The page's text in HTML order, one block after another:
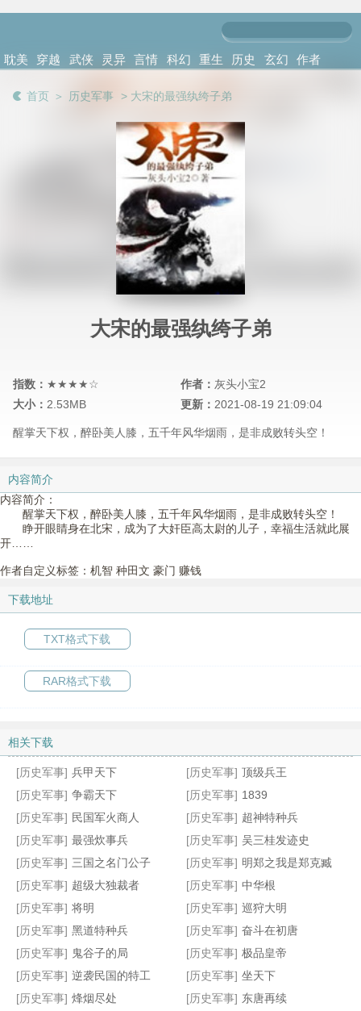
耽美
穿越
武侠
灵异
言情
科幻
重生
历史
玄幻
作者
首页 ＞ 历史军事 > 大宋的最强纨绔子弟
大宋的最强纨绔子弟
指数： ★★★★☆ 作者： 灰头小宝2
大小： 2.53MB 更新： 2021-08-19 21:09:04
醒掌天下权，醉卧美人膝，五千年风华烟雨，是非成败转头空！
内容简介
内容简介：
醒掌天下权，醉卧美人膝，五千年风华烟雨，是非成败转头空！
睁开眼睛身在北宋，成为了大奸臣高太尉的儿子，幸福生活就此展
开……
作者自定义标签：机智 种田文 豪门 赚钱
下载地址
TXT格式下载
RAR格式下载
相关下载
[历史军事] 兵甲天下 [历史军事] 顶级兵王
[历史军事] 争霸天下 [历史军事] 1839
[历史军事] 民国军火商人 [历史军事] 超神特种兵
[历史军事] 最强炊事兵 [历史军事] 吴三桂发迹史
[历史军事] 三国之名门公子 [历史军事] 明郑之我是郑克臧
[历史军事] 超级大独裁者 [历史军事] 中华根
[历史军事] 将明 [历史军事] 巡狩大明
[历史军事] 黑道特种兵 [历史军事] 奋斗在初唐
[历史军事] 鬼谷子的局 [历史军事] 极品皇帝
[历史军事] 逆袭民国的特工 [历史军事] 坐天下
[历史军事] 烽烟尽处 [历史军事] 东唐再续